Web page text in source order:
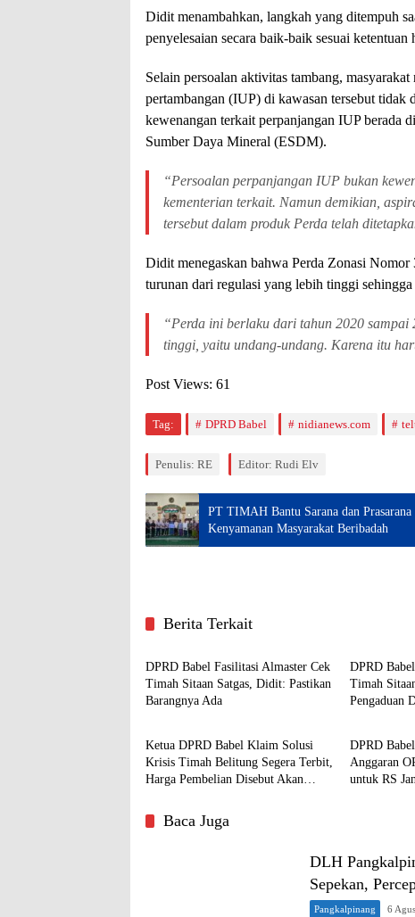
Didit menambahkan, langkah yang ditempuh
penyelesaian secara baik-baik sesuai
Selain persoalan aktivitas tambang,
pertambangan (IUP) di kawasan tersebut
kewenangan terkait perpanjangan IUP berada
Sumber Daya Mineral (ESDM).
“Persoalan perpanjangan IUP bukan
kementerian terkait. Namun demikian,
tersebut dalam produk Perda telah
Didit menegaskan bahwa Perda Zonasi
turunan dari regulasi yang lebih tinggi
“Perda ini berlaku dari tahun 2020
tinggi, yaitu undang-undang. Karena itu
Post Views: 61
Tag: DPRD Babel nidianews.com
Penulis: RE Editor: Rudi Elv
PT TIMAH Bantu Sarana dan
Kenyamanan Masyarakat Beribadah
Berita Terkait
Politik & Parlemen
DPRD Babel Fasilitasi Almaster Cek
Timah Sitaan Satgas, Didit: Pastikan
Barangnya Ada
DPRD
Timah
Pengaduan
Politik & Parlemen
Ketua DPRD Babel Klaim Solusi
Krisis Timah Belitung Segera Terbit,
Harga Pembelian Disebut Akan
Politik &
DPRD
Anggaran
untuk RS
Baca Juga
DLH
Sepekan,
Pangkalpinang 6